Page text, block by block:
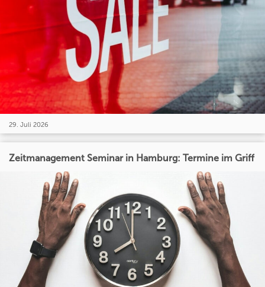
29. Juli 2026
Zeitmanagement Seminar in Hamburg: Termine im Griff